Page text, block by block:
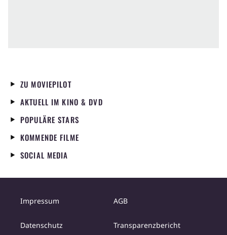
ZU MOVIEPILOT
AKTUELL IM KINO & DVD
POPULÄRE STARS
KOMMENDE FILME
SOCIAL MEDIA
Impressum AGB
Datenschutz Transparenzbericht